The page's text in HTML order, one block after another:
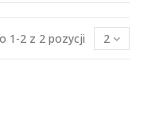
1-2 z 2 pozycji 2